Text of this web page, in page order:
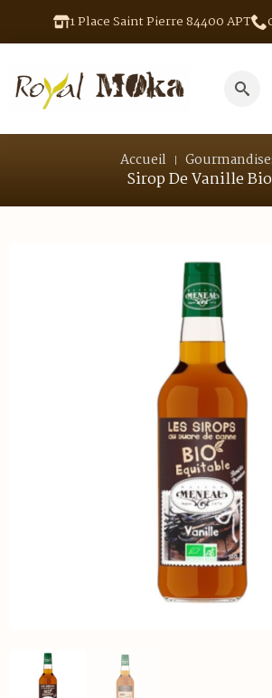
1 Place Saint Pierre 84400 APT
for:
Accueil
Sirop De Vanille